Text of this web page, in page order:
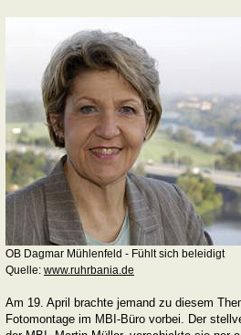
OB Dagmar Mühlenfeld - Fühlt sich beleidigt
Quelle: www.ruhrbania.de
Am 19. April brachte jemand zu diesem
Fotomontage im MBI-Büro vorbei. Der